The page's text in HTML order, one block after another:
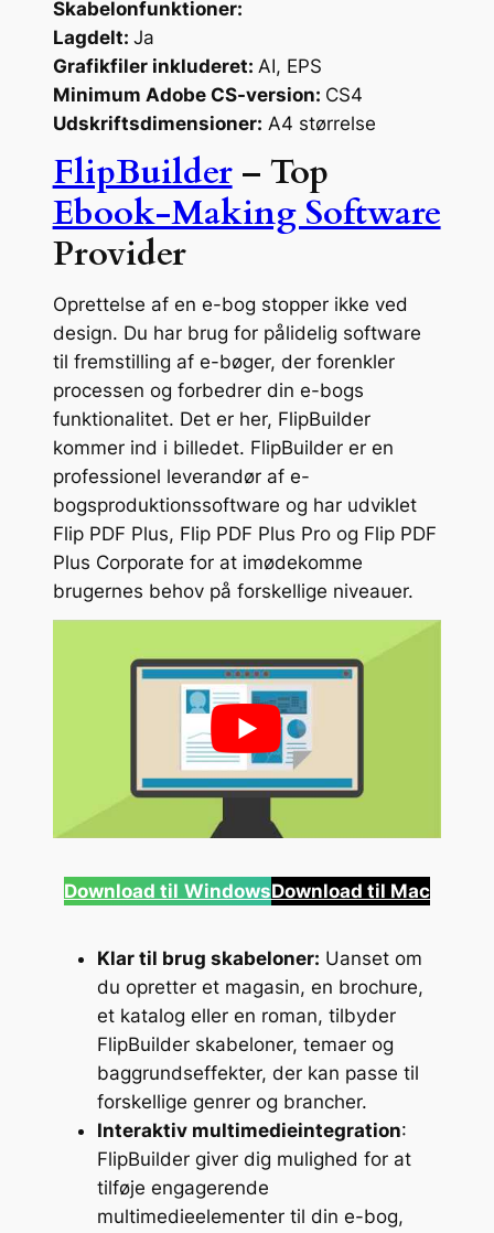
Skabelonfunktioner:
Lagdelt: Ja
Grafikfiler inkluderet: AI, EPS
Minimum Adobe CS-version: CS4
Udskriftsdimensioner: A4 størrelse
FlipBuilder– Top
Ebook-Making Software
Provider
Oprettelse af en e-bog stopper ikke ved
design. Du har brug for pålidelig software
til fremstilling af e-bøger, der forenkler
processen og forbedrer din e-bogs
funktionalitet. Det er her, FlipBuilder
kommer ind i billedet. FlipBuilder er en
professionel leverandør af e-
bogsproduktionssoftware og har udviklet
Flip PDF Plus, Flip PDF Plus Pro og Flip PDF
Plus Corporate for at imødekomme
brugernes behov på forskellige niveauer.
Download til WindowsDownload til Mac
Klar til brug skabeloner: Uanset om
du opretter et magasin, en brochure,
et katalog eller en roman, tilbyder
FlipBuilder skabeloner, temaer og
baggrundseffekter, der kan passe til
forskellige genrer og brancher.
Interaktiv multimedieintegration:
FlipBuilder giver dig mulighed for at
tilføje engagerende
multimedieelementer til din e-bog,